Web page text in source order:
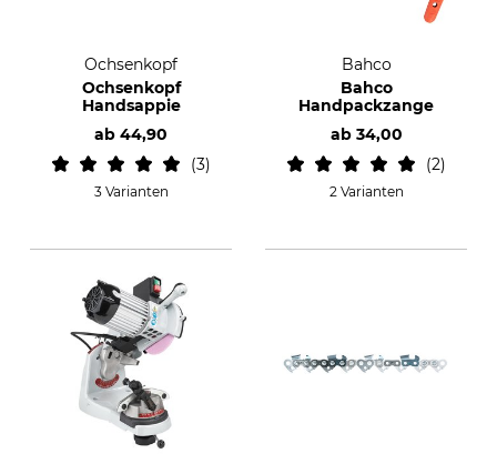
Ochsenkopf
Ochsenkopf
Handsappie
ab 44,90
3
3 Varianten
Bahco
Bahco
Handpackzange
ab 34,00
2
2 Varianten